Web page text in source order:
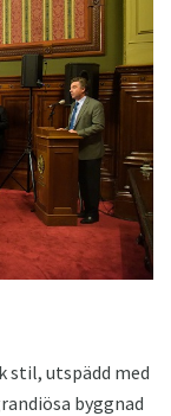
stil, utspädd med
byggnad